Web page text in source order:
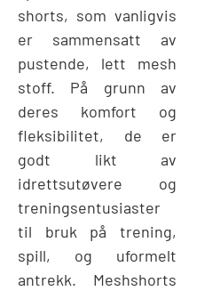
shorts, som vanligvis
er sammensatt av
pustende, lett mesh
stoff. På grunn av
deres komfort og
fleksibilitet, de er
godt likt av
idrettsutøvere og
treningsentusiaster
til bruk på trening,
spill, og uformelt
antrekk. Meshshorts